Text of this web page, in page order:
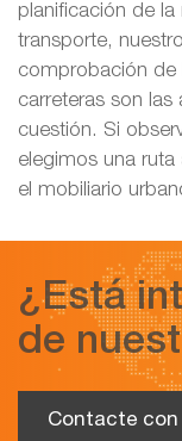
planificación de la
transporte,
comprobación de
carreteras son las
cuestión. Si
elegimos una
el mobiliario
¿Está
de
Contacte